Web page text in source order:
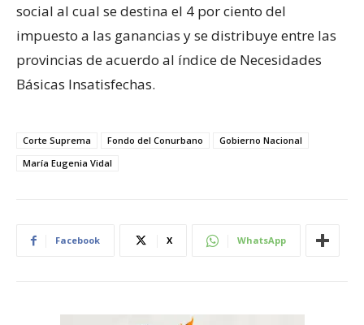
social al cual se destina el 4 por ciento del
impuesto a las ganancias y se distribuye entre las
provincias de acuerdo al índice de Necesidades
Básicas Insatisfechas.
Corte Suprema Fondo del Conurbano
Gobierno Nacional
María Eugenia Vidal
Facebook X WhatsApp